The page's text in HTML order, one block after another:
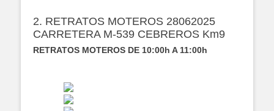
2. RETRATOS MOTEROS 28062025
CARRETERA M-539 CEBREROS Km9
RETRATOS MOTEROS DE 10:00h A 11:00h